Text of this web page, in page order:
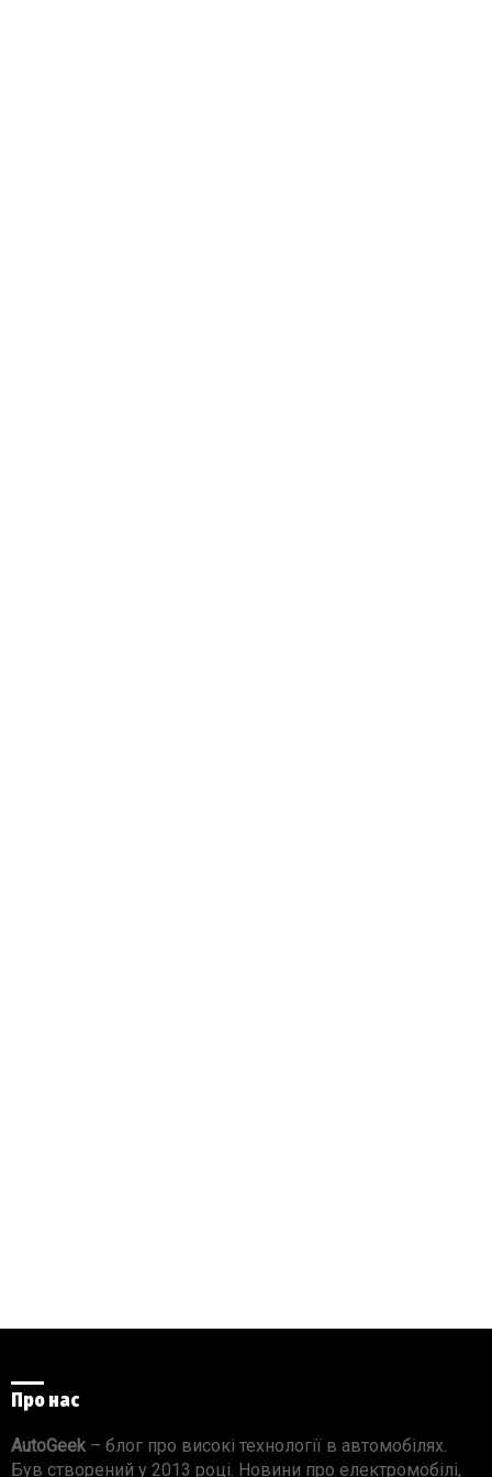
Про нас
AutoGeek– блог про високі технології в автомобілях.
Був створений у 2013 році. Новини про електромобілі,